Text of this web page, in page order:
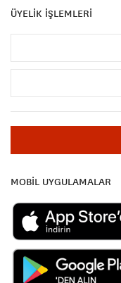
ÜYELİK İŞLEMLERİ
MOBİL UYGULAMALAR